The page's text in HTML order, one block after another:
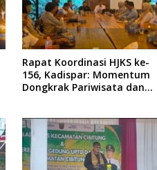
Rapat Koordinasi HJKS ke-
156, Kadispar: Momentum
Dongkrak Pariwisata dan